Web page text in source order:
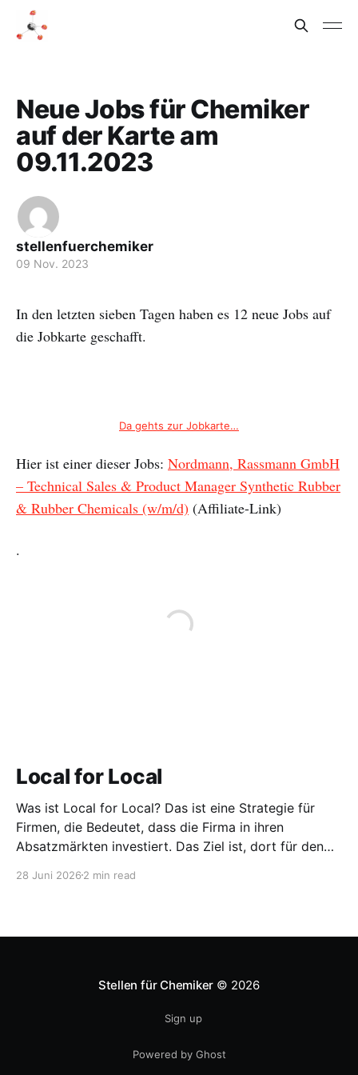
Neue Jobs für Chemiker
auf der Karte am
09.11.2023
stellenfuerchemiker
09 Nov. 2023
In den letzten sieben Tagen haben es 12 neue Jobs auf
die Jobkarte geschafft.
Da gehts zur Jobkarte…
Hier ist einer dieser Jobs: Nordmann, Rassmann GmbH
– Technical Sales & Product Manager Synthetic Rubber
& Rubber Chemicals (w/m/d) (Affiliate-Link)
.
Local for Local
Was ist Local for Local? Das ist eine Strategie für
Firmen, die Bedeutet, dass die Firma in ihren
Absatzmärkten investiert. Das Ziel ist, dort für den
entwickeln. Diese Strategie ist von Toyota bekannt,
28 Juni 2026 2 min read
Stellen für Chemiker © 2026
Sign up
Powered by Ghost